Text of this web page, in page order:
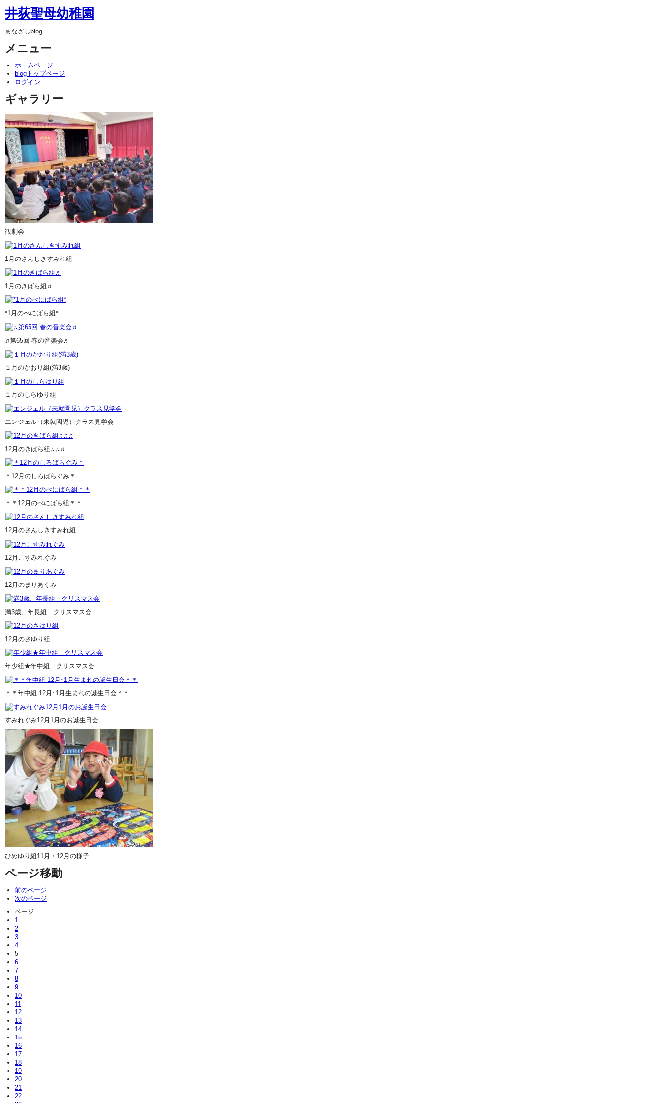
井荻聖母幼稚園
まなざしblog
メニュー
ホームページ
blogトップページ
ログイン
ギャラリー
観劇会
1月のさんしきすみれ組
1月のきばら組♬
*1月のべにばら組*
♫第65回 春の音楽会♬
１月のかおり組(満3歳)
１月のしらゆり組
エンジェル（未就園児）クラス見学会
12月のきばら組♫♫♫
＊12月のしろばらぐみ＊
＊＊12月のべにばら組＊＊
12月のさんしきすみれ組
12月こすみれぐみ
12月のまりあぐみ
満3歳、年長組 クリスマス会
12月のさゆり組
年少組★年中組 クリスマス会
＊＊年中組 12月･1月生まれの誕生日会＊＊
すみれぐみ12月1月のお誕生日会
ひめゆり組11月・12月の様子
ページ移動
前のページ
次のページ
ページ
1
2
3
4
5
6
7
8
9
10
11
12
13
14
15
16
17
18
19
20
21
22